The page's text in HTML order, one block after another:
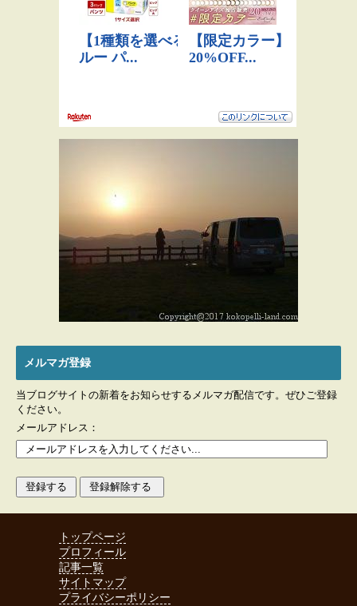
メルマガ登録
当ブログサイトの新着をお知らせするメルマガ配信です。ぜひご登録
ください。
メールアドレス：
トップページ
プロフィール
記事一覧
サイトマップ
プライバシーポリシー